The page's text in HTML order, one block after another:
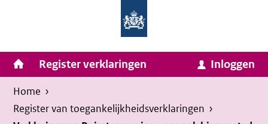
inhoud
van
Zaken
Homepage
van
Invulassistent
Toegankelijkheidsverklaring
Toegankelijkheidsverklaring
Hoofdnavigatie
Register verklaringen Inloggen
Kruimelpad
U
bevindt
Home ›
Register van toegankelijkheids­verklaringen ›